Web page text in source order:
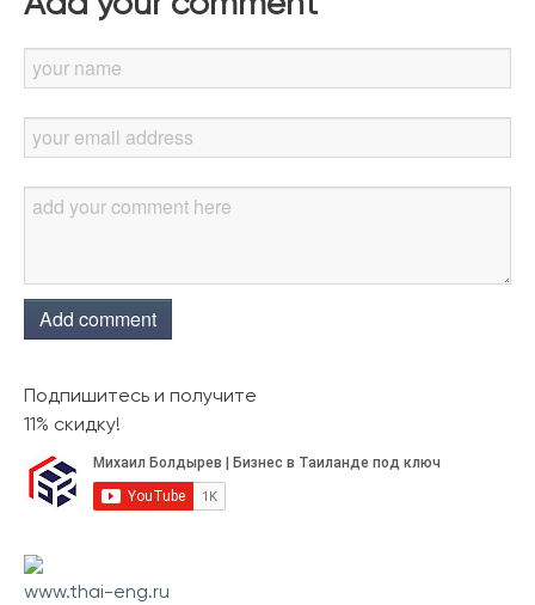
Add comment
Подпишитесь и получите
11% скидку!
www.thai-eng.ru